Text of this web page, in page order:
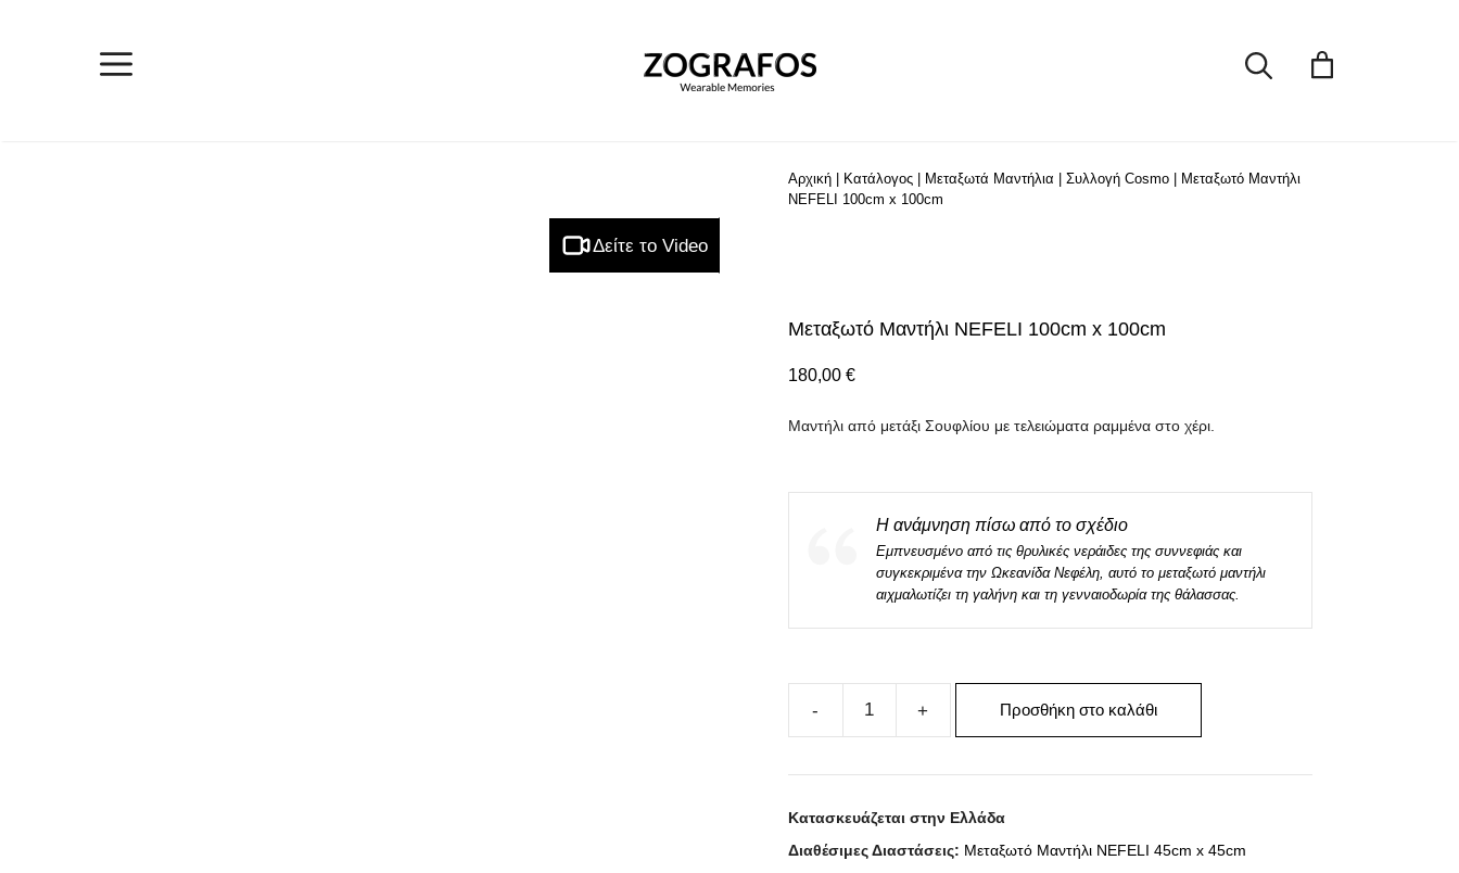
περιεχόμενο
Μενού
Αρχική| Κατάλογος| Μεταξωτά Μαντήλια Συλλογή Cosmo|
Μεταξωτό Μαντήλι
NEFELI 100cm x 100cm
Μεταξωτό Μαντήλι NEFELI 100cm x 100cm
180,00 €
Μαντήλι από μετάξι Σουφλίου με τελειώματα ραμμένα στο χέρι.
Δείτε το Video
Η ανάμνηση πίσω από το σχέδιο
Εμπνευσμένο από τις θρυλικές νεράιδες της συννεφιάς και
συγκεκριμένα την Ωκεανίδα Νεφέλη, αυτό το μεταξωτό μαντήλι
αιχμαλωτίζει τη γαλήνη και τη γενναιοδωρία της θάλασσας.
Μεταξωτό
NEFELI
100cm
Προσθήκη στο καλάθι
Κατασκευάζεται στην Ελλάδα
Διαθέσιμες Διαστάσεις: Μεταξωτό Μαντήλι NEFELI 45cm x 45cm